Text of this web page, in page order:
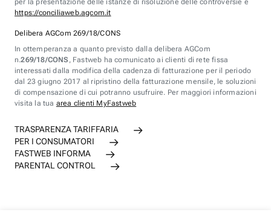
per la presentazione delle istanze di risoluzione delle controversie è
https://conciliaweb.agcom.it
Delibera AGCom 269/18/CONS
In ottemperanza a quanto previsto dalla delibera AGCom
n.269/18/CONS , Fastweb ha comunicato ai clienti di rete fissa
interessati dalla modifica della cadenza di fatturazione per il periodo
dal 23 giugno 2017 al ripristino della fatturazione mensile, le soluzioni
di compensazione di cui potranno usufruire. Per maggiori informazioni
visita la tua area clienti MyFastweb
TRASPARENZA TARIFFARIA
PER I CONSUMATORI
FASTWEB INFORMA
PARENTAL CONTROL